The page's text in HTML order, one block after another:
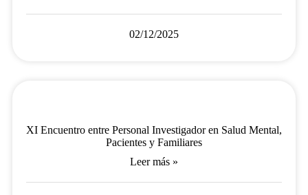
02/12/2025
XI Encuentro entre Personal Investigador en Salud Mental,
Pacientes y Familiares
Leer más »